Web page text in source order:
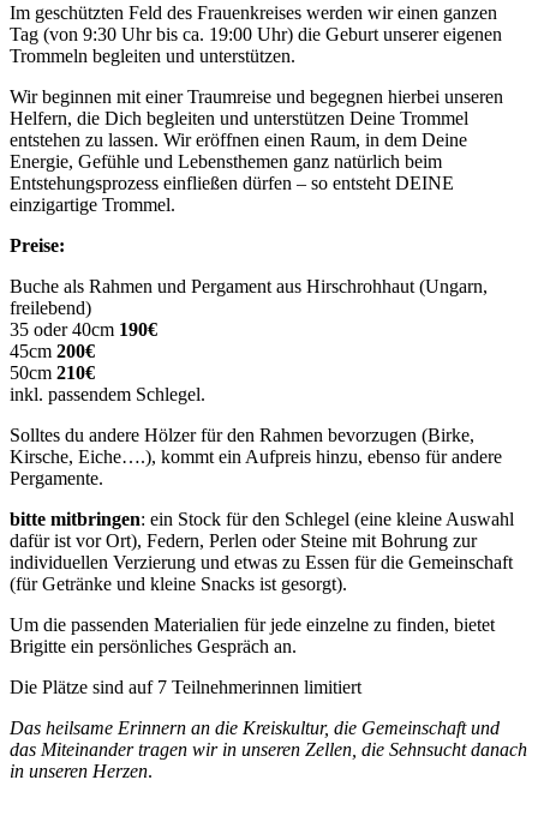
Im geschützten Feld des Frauenkreises werden wir einen ganzen
Tag (von 9:30 Uhr bis ca. 19:00 Uhr) die Geburt unserer eigenen
Trommeln begleiten und unterstützen.
Wir beginnen mit einer Traumreise und begegnen hierbei unseren
Helfern, die Dich begleiten und unterstützen Deine Trommel
entstehen zu lassen. Wir eröffnen einen Raum, in dem Deine
Energie, Gefühle und Lebensthemen ganz natürlich beim
Entstehungsprozess einfließen dürfen – so entsteht DEINE
einzigartige Trommel.
Preise:
Buche als Rahmen und Pergament aus Hirschrohhaut (Ungarn,
freilebend)
35 oder 40cm 190€
45cm 200€
50cm 210€
inkl. passendem Schlegel.
Solltes du andere Hölzer für den Rahmen bevorzugen (Birke,
Kirsche, Eiche….), kommt ein Aufpreis hinzu, ebenso für andere
Pergamente.
bitte mitbringen: ein Stock für den Schlegel (eine kleine Auswahl
dafür ist vor Ort), Federn, Perlen oder Steine mit Bohrung zur
individuellen Verzierung und etwas zu Essen für die Gemeinschaft
(für Getränke und kleine Snacks ist gesorgt).
Um die passenden Materialien für jede einzelne zu finden, bietet
Brigitte ein persönliches Gespräch an.
Die Plätze sind auf 7 Teilnehmerinnen limitiert
Das heilsame Erinnern an die Kreiskultur, die Gemeinschaft und
das Miteinander tragen wir in unseren Zellen, die Sehnsucht danach
in unseren Herzen.